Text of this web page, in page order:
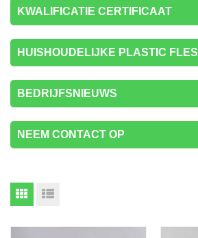
KWALIFICATIE CERTIFICAAT
HUISHOUDELIJKE PLASTIC FLES
BEDRIJFSNIEUWS
NEEM CONTACT OP